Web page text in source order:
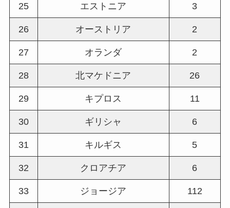
25 エストニア 3
26 オーストリア 2
27 オランダ 2
28 北マケドニア 26
29 キプロス 11
30 ギリシャ 6
31 キルギス 5
32 クロアチア 6
33 ジョージア 112